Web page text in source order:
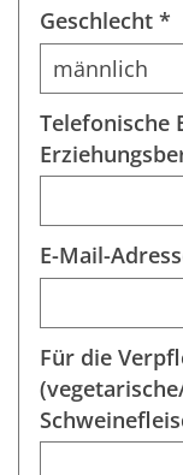
Geschlecht *
Telefonische
E-Mail-
Für die